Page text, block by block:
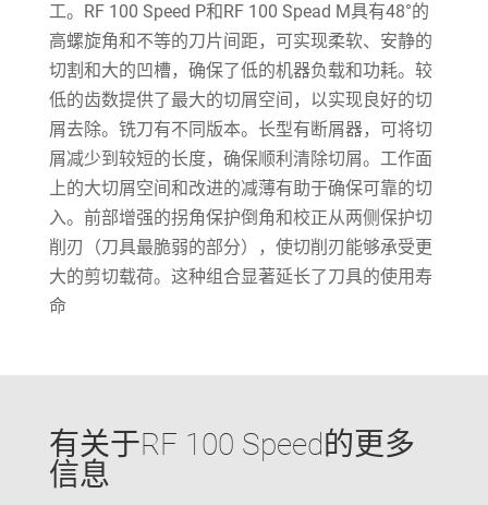
工。RF 100 Speed P和RF 100 Spead M具有48°的
高螺旋角和不等的刀片间距，可实现柔软、安静的
切割和大的凹槽，确保了低的机器负载和功耗。较
低的齿数提供了最大的切屑空间，以实现良好的切
屑去除。铣刀有不同版本。长型有断屑器，可将切
屑减少到较短的长度，确保顺利清除切屑。工作面
上的大切屑空间和改进的减薄有助于确保可靠的切
入。前部增强的拐角保护倒角和校正从两侧保护切
削刃（刀具最脆弱的部分），使切削刃能够承受更
大的剪切载荷。这种组合显著延长了刀具的使用寿
命
有关于RF 100 Speed的更多
信息